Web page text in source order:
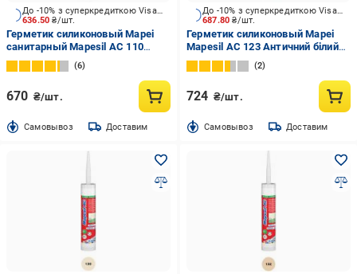
636.50₴/шт.
До -10% з суперкредиткою Visa Вигода
Герметик силиконовый Mapei
санитарный Mapesil AC 110
манхэттен 310 мл
6
670 ₴/шт.
Cамовывоз Доставим
687.80₴/шт.
До -10% з суперкредиткою Visa Вигода
Герметик силиконовый Mapei
Mapesil AC 123 Античний білий
123 Античный белый 310 мл
2
724 ₴/шт.
Cамовывоз Доставим